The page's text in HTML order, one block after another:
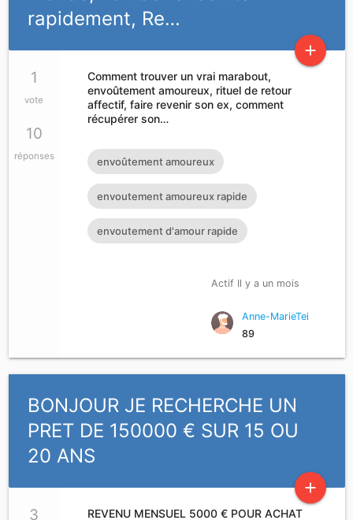
rapidement, Re…
add
1
vote
10
réponses
Comment trouver un vrai marabout,
envoûtement amoureux, rituel de retour
affectif, faire revenir son ex, comment
récupérer son…
envoûtement amoureux
envoutement amoureux rapide
envoutement d'amour rapide
Actif Il y a un mois
Anne-MarieTei
89
BONJOUR JE RECHERCHE UN
PRET DE 150000 € SUR 15 OU
20 ANS
add
3 REVENU MENSUEL 5000 € POUR ACHAT